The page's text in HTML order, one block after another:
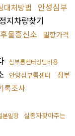
대처방법
안성심부
지차량찾기
후불흥신소 밀항가격
심부름센터상담비용
안양심부름센터
청부
록조사
본밀항
실종자찾아주는